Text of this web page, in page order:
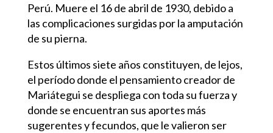
Perú. Muere el 16 de abril de 1930, debido a
las complicaciones surgidas por la amputación
de su pierna.
Estos últimos siete años constituyen, de lejos,
el período donde el pensamiento creador de
Mariátegui se despliega con toda su fuerza y
donde se encuentran sus aportes más
sugerentes y fecundos, que le valieron ser